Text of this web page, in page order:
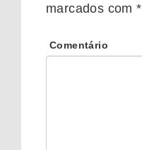
marcados com*
Comentário